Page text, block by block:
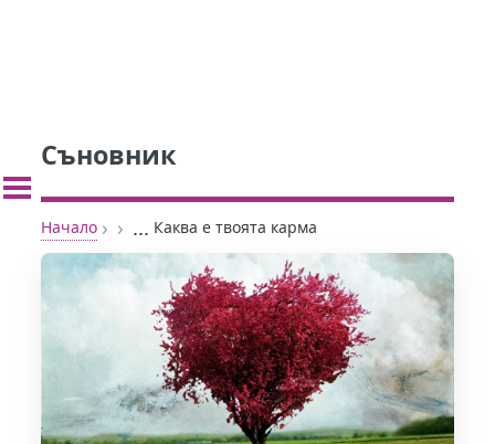
Съновник
Начало › › ... Каква е твоята карма